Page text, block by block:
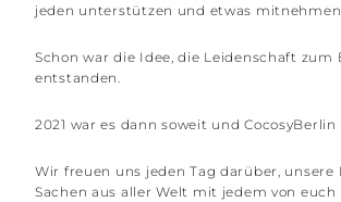
jeden unterstützen und etwas
Schon war die Idee, die Leidenschaft zum
entstanden.
2021 war es dann soweit und CocosyBerlin
Wir freuen uns jeden Tag darüber, unsere
Sachen aus aller Welt mit jedem von euch